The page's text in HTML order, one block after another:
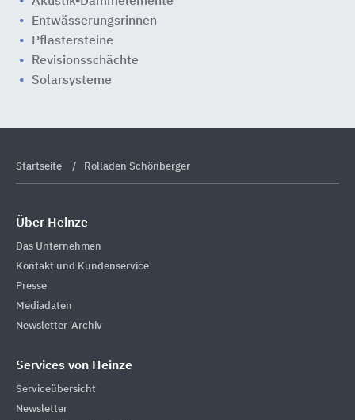
Entwässerungsrinnen
Pflastersteine
Revisionsschächte
Solarsysteme
Startseite Rolladen Schönberger
Über Heinze
Das Unternehmen
Kontakt und Kundenservice
Presse
Mediadaten
Newsletter-Archiv
Services von Heinze
Serviceübersicht
Newsletter